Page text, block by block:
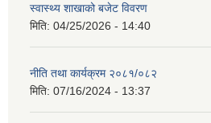
स्वास्थ्य शाखाको बजेट विवरण
मिति: 04/25/2026 - 14:40
नीति तथा कार्यक्रम २०८१/०८२
मिति: 07/16/2024 - 13:37